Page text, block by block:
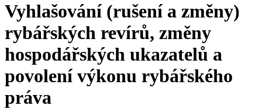
Vyhlašování (rušení a změny)
rybářských revírů, změny
hospodářských ukazatelů a
povolení výkonu rybářského
práva